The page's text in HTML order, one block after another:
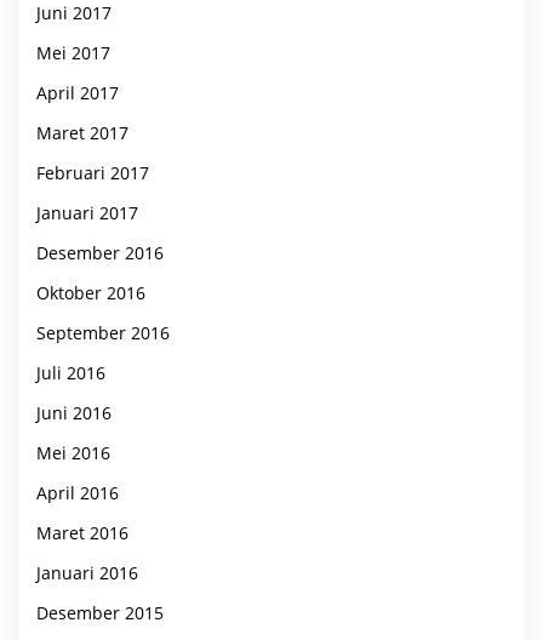
Juni 2017
Mei 2017
April 2017
Maret 2017
Februari 2017
Januari 2017
Desember 2016
Oktober 2016
September 2016
Juli 2016
Juni 2016
Mei 2016
April 2016
Maret 2016
Januari 2016
Desember 2015